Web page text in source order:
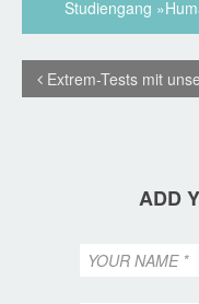
Studiengang
Extrem-Tests mit
ADD